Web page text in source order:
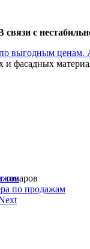
с
и фасадных
товаров
по продажам